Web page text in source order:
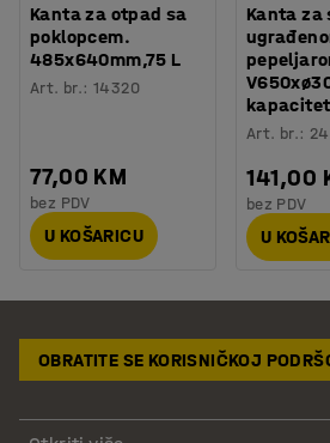
Kanta za otpad sa
poklopcem.
485x640mm,75 L
Art. br.:14320
77,00 KM
bez PDV
U KOŠARICU
Kanta za
Art. br.:
141,00
bez PDV
U
OBRATITE SE KORISNIČKOJ